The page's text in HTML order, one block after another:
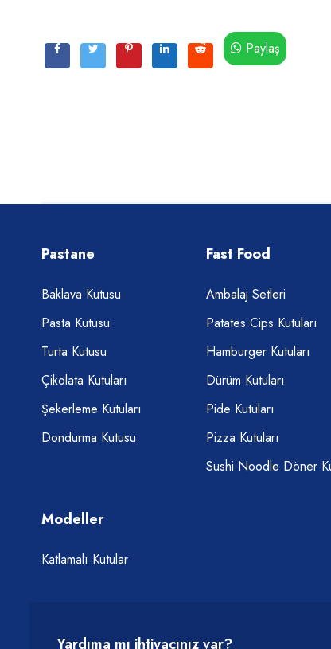
Paylaş
Pastane
Baklava Kutusu
Pasta Kutusu
Turta Kutusu
Çikolata Kutuları
Şekerleme Kutuları
Dondurma Kutusu
Fast Food
Ambalaj Setleri
Patates Cips Kutuları
Hamburger Kutuları
Dürüm Kutuları
Pide Kutuları
Pizza Kutuları
Sushi Noodle Döner
Modeller
Katlamalı Kutular
Yardıma mı ihtiyacınız var?